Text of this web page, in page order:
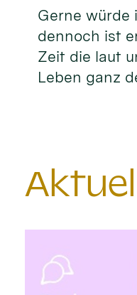
Gerne würde
dennoch ist
Zeit die laut
Leben ganz